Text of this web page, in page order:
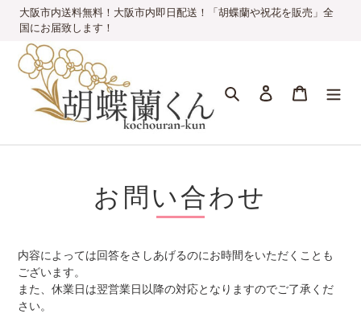
大阪市内送料無料！大阪市内即日配送！「胡蝶蘭や祝花を販売」全
国にお届致します！
検索 ログインカート
お問い合わせ
内容によっては回答をさしあげるのにお時間をいただくことも
ございます。
また、休業日は翌営業日以降の対応となりますのでご了承くだ
さい。